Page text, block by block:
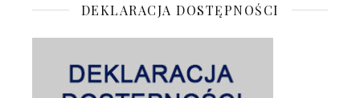
DEKLARACJA DOSTĘPNOŚCI